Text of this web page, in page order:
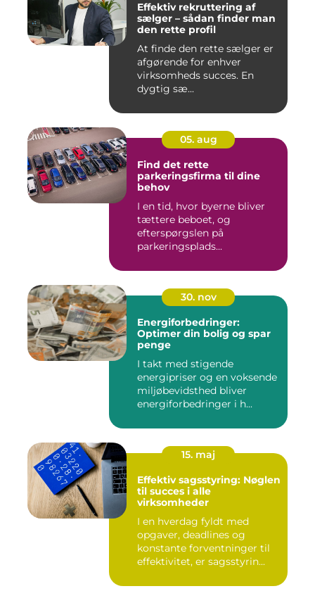
Effektiv rekruttering af
sælger – sådan finder man
den rette profil
At finde den rette sælger er
afgørende for enhver
virksomheds succes. En
dygtig sæ...
05. aug
Find det rette
parkeringsfirma til dine
behov
I en tid, hvor byerne bliver
tættere beboet, og
efterspørgslen på
parkeringsplads...
30. nov
Energiforbedringer:
Optimer din bolig og spar
penge
I takt med stigende
energipriser og en voksende
miljøbevidsthed bliver
energiforbedringer i h...
15. maj
Effektiv sagsstyring: Nøglen
til succes i alle
virksomheder
I en hverdag fyldt med
opgaver, deadlines og
konstante forventninger til
effektivitet, er sagsstyrin...